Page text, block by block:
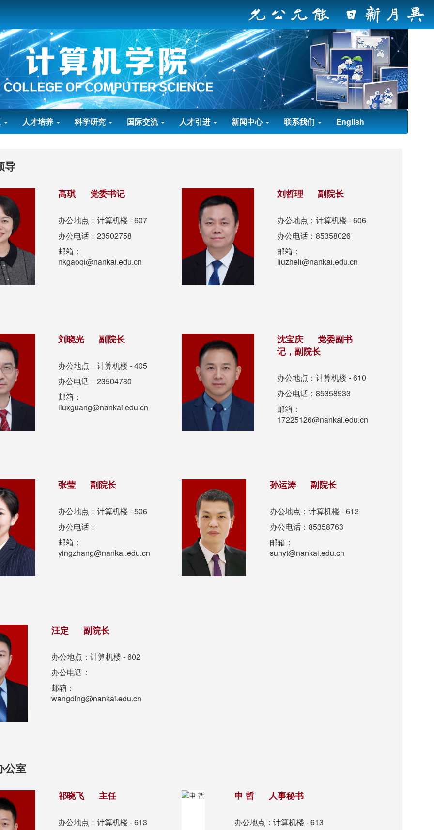
人才培养 科学研究 国际交流 人才引进 新闻中心 联系我们 English
导
高琪 党委书记
办公地点：计算机楼 - 607
办公电话：23502758
邮箱：
nkgaoqi@nankai.edu.cn
刘哲理 副院长
办公地点：计算机楼 - 606
办公电话：85358026
邮箱：
liuzheli@nankai.edu.cn
刘晓光 副院长
办公地点：计算机楼 - 405
办公电话：23504780
邮箱：
liuxguang@nankai.edu.cn
沈宝庆 党委副书
记，副院长
办公地点：计算机楼 - 610
办公电话：85358933
邮箱：
17225126@nankai.edu.cn
张莹 副院长
办公地点：计算机楼 - 506
办公电话：
邮箱：
yingzhang@nankai.edu.cn
孙运涛 副院长
办公地点：计算机楼 - 612
办公电话：85358763
邮箱：
sunyt@nankai.edu.cn
汪定 副院长
办公地点：计算机楼 - 602
办公电话：
邮箱：
wangding@nankai.edu.cn
公室
祁晓飞 主任
办公地点：计算机楼 - 613
申 哲 人事秘书
办公地点：计算机楼 - 613